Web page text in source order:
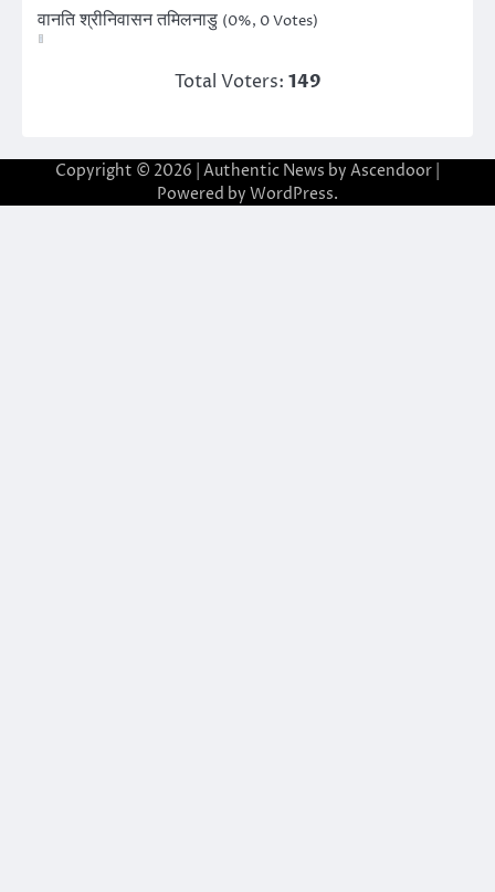
वानति श्रीनिवासन तमिलनाडु (0%, 0 Votes)
Total Voters: 149
Copyright © 2026 | Authentic News by Ascendoor
Powered by WordPress.